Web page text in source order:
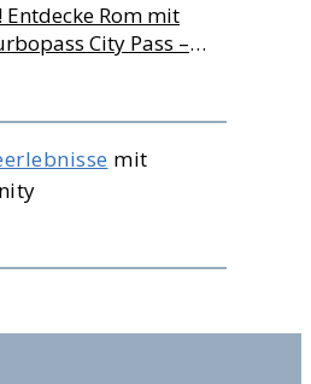
Entdecke Rom mit
City Pass –
mit